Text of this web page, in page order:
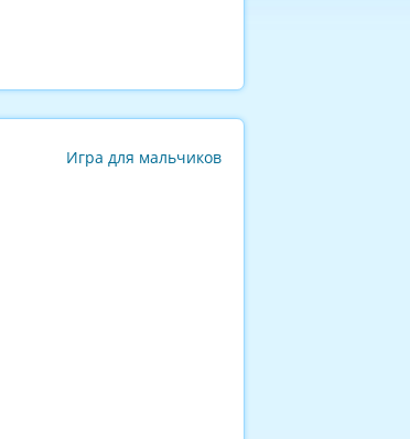
Игра для мальчиков